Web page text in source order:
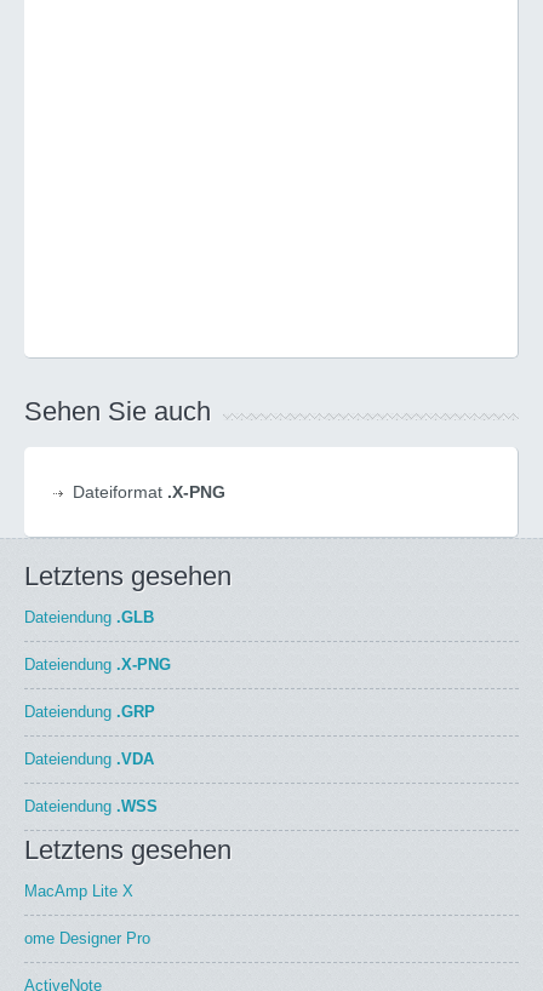
Sehen Sie auch
Dateiformat .X-PNG
Letztens gesehen
Dateiendung .GLB
Dateiendung .X-PNG
Dateiendung .GRP
Dateiendung .VDA
Dateiendung .WSS
Letztens gesehen
MacAmp Lite X
ome Designer Pro
ActiveNote